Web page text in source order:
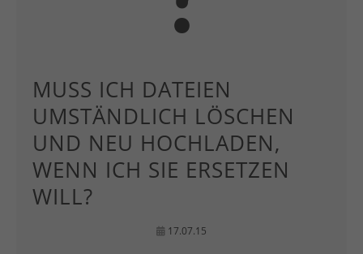
MUSS ICH DATEIEN
UMSTÄNDLICH LÖSCHEN
UND NEU HOCHLADEN,
WENN ICH SIE ERSETZEN
WILL?
17.07.15